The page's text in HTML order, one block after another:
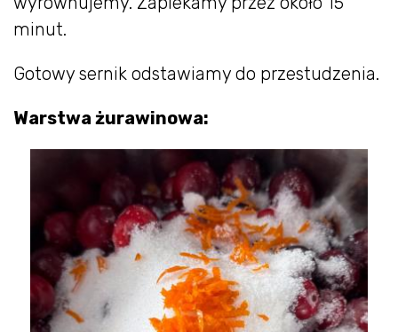
minut.
Gotowy sernik odstawiamy do przestudzenia.
Warstwa żurawinowa: